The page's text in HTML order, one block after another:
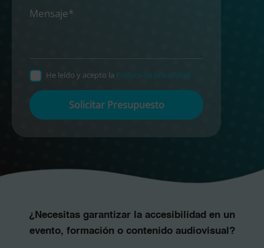
He leído y acepto la Política de privacidad
Por
favor,
deja
vacío.
¿Necesitas garantizar la accesibilidad en un
evento, formación o contenido audiovisual?